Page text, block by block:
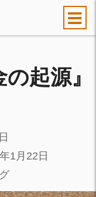
起源』
1月22日